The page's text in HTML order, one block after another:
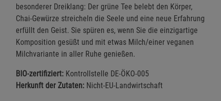
besonderer Dreiklang: Der grüne Tee belebt den Körper,
Chai-Gewürze streicheln die Seele und eine neue Erfahrung
erfüllt den Geist. Sie spüren es, wenn Sie die einzigartige
Komposition gesüßt und mit etwas Milch/einer veganen
Milchvariante in aller Ruhe genießen.
BIO-zertifiziert: Kontrollstelle DE-ÖKO-005
Herkunft der Zutaten: Nicht-EU-Landwirtschaft